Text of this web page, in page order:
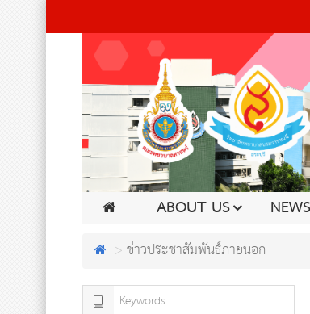
ABOUT US NEWS
ข่าวประชาสัมพันธ์ภายนอก